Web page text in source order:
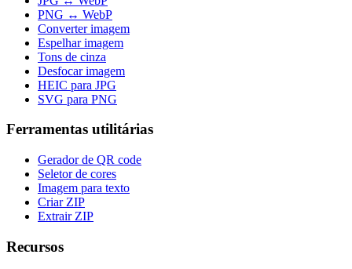
PNG ↔ WebP
Converter imagem
Espelhar imagem
Tons de cinza
Desfocar imagem
HEIC para JPG
SVG para PNG
Ferramentas utilitárias
Gerador de QR code
Seletor de cores
Imagem para texto
Criar ZIP
Extrair ZIP
Recursos